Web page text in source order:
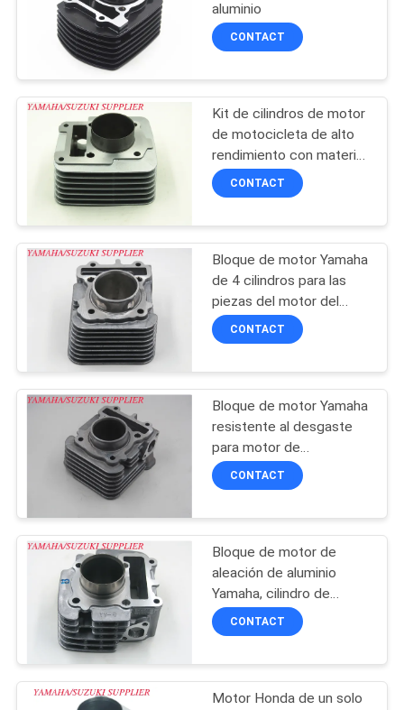
MAPA
SITIO
PRIVACY
POLICY
aluminio
CONTACT
Kit de cilindros de motor
de motocicleta de alto
rendimiento con material
de aluminio
CONTACT
Bloque de motor Yamaha
de 4 cilindros para las
piezas del motor del
scooter MIO-M3
CONTACT
Bloque de motor Yamaha
resistente al desgaste
para motor de
motocicleta MIO-J
CONTACT
Bloque de motor de
aleación de aluminio
Yamaha, cilindro de
motor de motocicleta
refrigerado por aire
CONTACT
Motor Honda de un solo